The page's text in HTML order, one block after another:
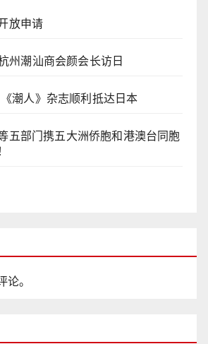
放申请
州潮汕商会颜会长访日
潮人》杂志顺利抵达日本
五部门携五大洲侨胞和港澳台同胞
。